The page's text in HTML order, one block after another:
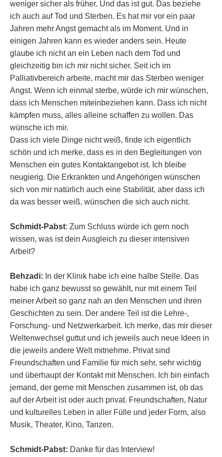
weniger sicher als früher. Und das ist gut. Das beziehe
ich auch auf Tod und Sterben. Es hat mir vor ein paar
Jahren mehr Angst gemacht als im Moment. Und in
einigen Jahren kann es wieder anders sein. Heute
glaube ich nicht an ein Leben nach dem Tod und
gleichzeitig bin ich mir nicht sicher. Seit ich im
Palliativbereich arbeite, macht mir das Sterben weniger
Angst. Wenn ich einmal sterbe, würde ich mir wünschen,
dass ich Menschen miteinbeziehen kann. Dass ich nicht
kämpfen muss, alles alleine schaffen zu wollen. Das
wünsche ich mir.
Dass ich viele Dinge nicht weiß, finde ich eigentlich
schön und ich merke, dass es in den Begleitungen von
Menschen ein gutes Kontaktangebot ist. Ich bleibe
neugierig. Die Erkrankten und Angehörigen wünschen
sich von mir natürlich auch eine Stabilität, aber dass ich
da was besser weiß, wünschen die sich auch nicht.
Schmidt-Pabst: Zum Schluss würde ich gern noch
wissen, was ist dein Ausgleich zu dieser intensiven
Arbeit?
Behzadi: In der Klinik habe ich eine halbe Stelle. Das
habe ich ganz bewusst so gewählt, nur mit einem Teil
meiner Arbeit so ganz nah an den Menschen und ihren
Geschichten zu sein. Der andere Teil ist die Lehre-,
Forschung- und Netzwerkarbeit. Ich merke, das mir dieser
Weltenwechsel guttut und ich jeweils auch neue Ideen in
die jeweils andere Welt mitnehme. Privat sind
Freundschaften und Familie für mich sehr, sehr wichtig
und überhaupt der Kontakt mit Menschen. Ich bin einfach
jemand, der gerne mit Menschen zusammen ist, ob das
auf der Arbeit ist oder auch privat. Freundschaften, Natur
und kulturelles Leben in aller Fülle und jeder Form, also
Musik, Theater, Kino, Tanzen.
Schmidt-Pabst: Danke für das Interview!